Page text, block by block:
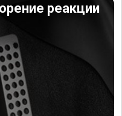
реакции